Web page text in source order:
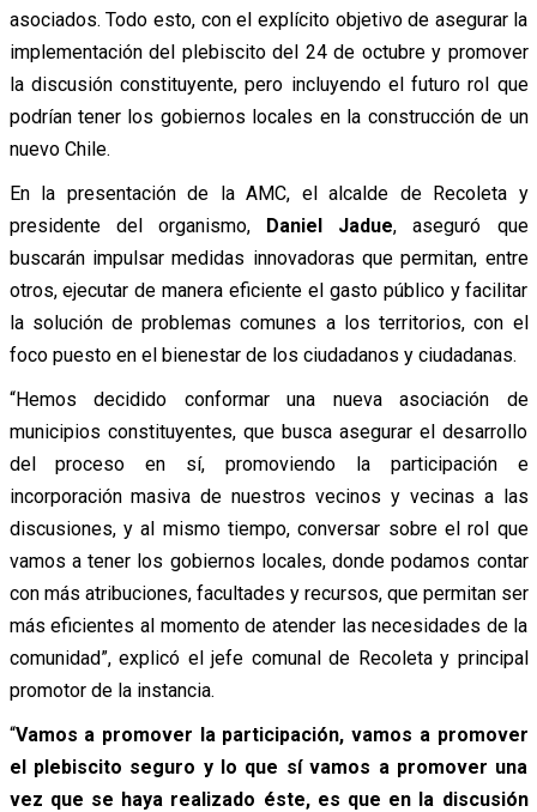
asociados. Todo esto, con el explícito objetivo de asegurar la
implementación del plebiscito del 24 de octubre y promover
la discusión constituyente, pero incluyendo el futuro rol que
podrían tener los gobiernos locales en la construcción de un
nuevo Chile.
En la presentación de la AMC, el alcalde de Recoleta y
presidente del organismo, Daniel Jadue, aseguró que
buscarán impulsar medidas innovadoras que permitan, entre
otros, ejecutar de manera eficiente el gasto público y facilitar
la solución de problemas comunes a los territorios, con el
foco puesto en el bienestar de los ciudadanos y ciudadanas.
“Hemos decidido conformar una nueva asociación de
municipios constituyentes, que busca asegurar el desarrollo
del proceso en sí, promoviendo la participación e
incorporación masiva de nuestros vecinos y vecinas a las
discusiones, y al mismo tiempo, conversar sobre el rol que
vamos a tener los gobiernos locales, donde podamos contar
con más atribuciones, facultades y recursos, que permitan ser
más eficientes al momento de atender las necesidades de la
comunidad”, explicó el jefe comunal de Recoleta y principal
promotor de la instancia.
“Vamos a promover la participación, vamos a promover
el plebiscito seguro y lo que sí vamos a promover una
vez que se haya realizado éste, es que en la discusión